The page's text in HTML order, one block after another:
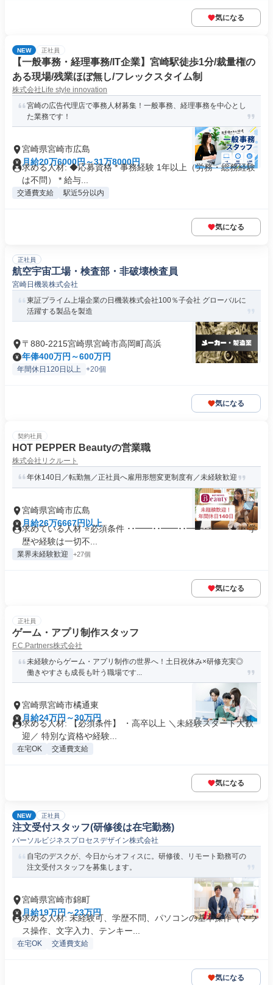
気になる
NEW 正社員
【一般事務・経理事務/IT企業】宮崎駅徒歩1分/裁量権の
ある現場/残業ほぼ無し/フレックスタイム制
株式会社Life style innovation
宮崎の広告代理店で事務人材募集！一般事務、経理事務を中心とし
た業務です！
宮崎県宮崎市広島
月給20万6000円～31万8000円
求める人材: ◆応募資格 * 事務経験 1年以上（労務・総務経験
は不問） * 給与...
交通費支給 駅近5分以内
気になる
正社員
航空宇宙工場・検査部・非破壊検査員
宮崎日機装株式会社
東証プライム上場企業の日機装株式会社100％子会社 グローバルに
活躍する製品を製造
〒880-2215宮崎県宮崎市高岡町高浜
年俸400万円～600万円
年間休日120日以上 +20個
気になる
契約社員
HOT PEPPER Beautyの営業職
株式会社リクルート
年休140日／転勤無／正社員へ雇用形態変更制度有／未経験歓迎
宮崎県宮崎市広島
月給26万6667円以上
求めている人材 ⭐必須条件 ･･━━･･━━･･━━･･━━･･ ・学
歴や経験は一切不...
業界未経験歓迎 +27個
気になる
正社員
ゲーム・アプリ制作スタッフ
F.C.Partners株式会社
未経験からゲーム・アプリ制作の世界へ！土日祝休み×研修充実◎
働きやすさも成長も叶う職場です...
宮崎県宮崎市橘通東
月給24万円～30万円
求める人材: 【必須条件】 ・高卒以上 ＼未経験スタート大歓
迎／ 特別な資格や経験...
在宅OK 交通費支給
気になる
NEW 正社員
注文受付スタッフ(研修後は在宅勤務)
パーソルビジネスプロセスデザイン株式会社
自宅のデスクが、今日からオフィスに。研修後、リモート勤務可の
注文受付スタッフを募集します。
宮崎県宮崎市錦町
月給19万円～23万円
求める人材: 未経験可、学歴不問、パソコンの基本操作（マウ
ス操作、文字入力、テンキー...
在宅OK 交通費支給
気になる